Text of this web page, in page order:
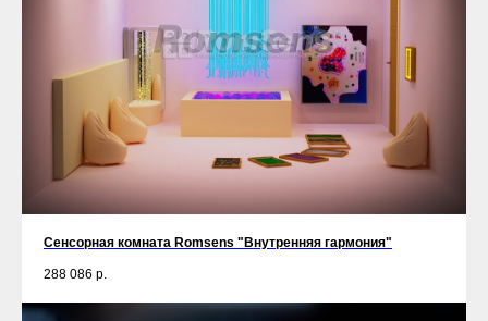
Сенсорная комната Romsens "Внутренняя гармония"
288 086 р.